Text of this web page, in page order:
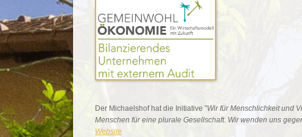
Der Michaelshof hat die Initiative "Wir für Menschlichkeit und
Menschen für eine plurale Gesellschaft. Wir wenden uns
Website